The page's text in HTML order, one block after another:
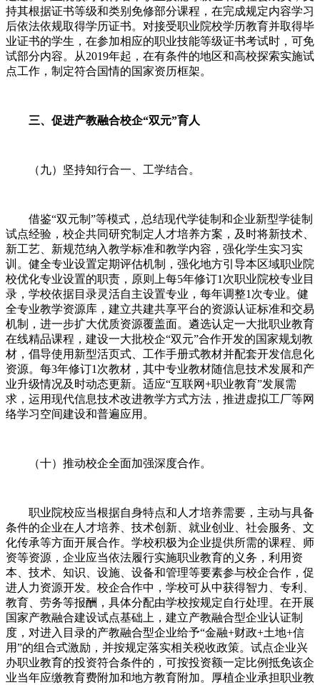
持其根据证书等级和类别免修部分课程，在完成规定内容学习
后依法依规取得学历证书。对接受职业院校学历教育并取得毕
业证书的学生，在参加相应的职业技能等级证书考试时，可免
试部分内容。从2019年起，在有条件的地区和高校探索实施试
点工作，制定符合国情的国家资历框架。
三、促进产教融合校企“双元”育人
（九）坚持知行合一、工学结合。
借鉴“双元制”等模式，总结现代学徒制和企业新型学徒制
试点经验，校企共同研究制定人才培养方案，及时将新技术、
新工艺、新规范纳入教学标准和教学内容，强化学生实习实
训。健全专业设置定期评估机制，强化地方引导本区域职业院
校优化专业设置的职责，原则上每5年修订1次职业院校专业目
录，学校依据目录灵活自主设置专业，每年调整1次专业。健
全专业教学资源库，建立共建共享平台的资源认证标准和交易
机制，进一步扩大优质资源覆盖面。遴选认定一大批职业教育
在线精品课程，建设一大批校企“双元”合作开发的国家规划教
材，倡导使用新型活页式、工作手册式教材并配套开发信息化
资源。每3年修订1次教材，其中专业教材随信息技术发展和产
业升级情况及时动态更新。适应“互联网+职业教育”发展需
求，运用现代信息技术改进教学方式方法，推进虚拟工厂等网
络学习空间建设和普遍应用。
（十）推动校企全面加强深度合作。
职业院校应当根据自身特点和人才培养需要，主动与具备
条件的企业在人才培养、技术创新、就业创业、社会服务、文
化传承等方面开展合作。学校积极为企业提供所需的课程、师
资等资源，企业应当依法履行实施职业教育的义务，利用资
本、技术、知识、设施、设备和管理等要素参与校企合作，促
进人力资源开发。校企合作中，学校可从中获得智力、专利、
教育、劳务等报酬，具体分配由学校按规定自行处理。在开展
国家产教融合建设试点基础上，建立产教融合型企业认证制
度，对进入目录的产教融合型企业给予“金融+财政+土地+信
用”的组合式激励，并按规定落实相关税收政策。试点企业兴
办职业教育的投资符合条件的，可按投资额一定比例抵免该企
业当年应缴教育费附加和地方教育附加。厚植企业承担职业教